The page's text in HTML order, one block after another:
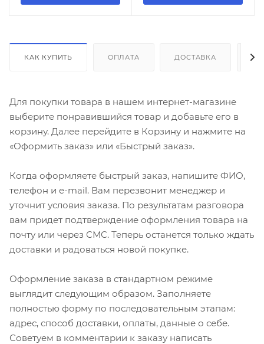
КАК КУПИТЬ ОПЛАТА ДОСТАВКА
Для покупки товара в нашем интернет-магазине
выберите понравившийся товар и добавьте его в
корзину. Далее перейдите в Корзину и нажмите на
«Оформить заказ» или «Быстрый заказ».
Когда оформляете быстрый заказ, напишите ФИО,
телефон и e-mail. Вам перезвонит менеджер и
уточнит условия заказа. По результатам разговора
вам придет подтверждение оформления товара на
почту или через СМС. Теперь останется только ждать
доставки и радоваться новой покупке.
Оформление заказа в стандартном режиме
выглядит следующим образом. Заполняете
полностью форму по последовательным этапам:
адрес, способ доставки, оплаты, данные о себе.
Советуем в комментарии к заказу написать